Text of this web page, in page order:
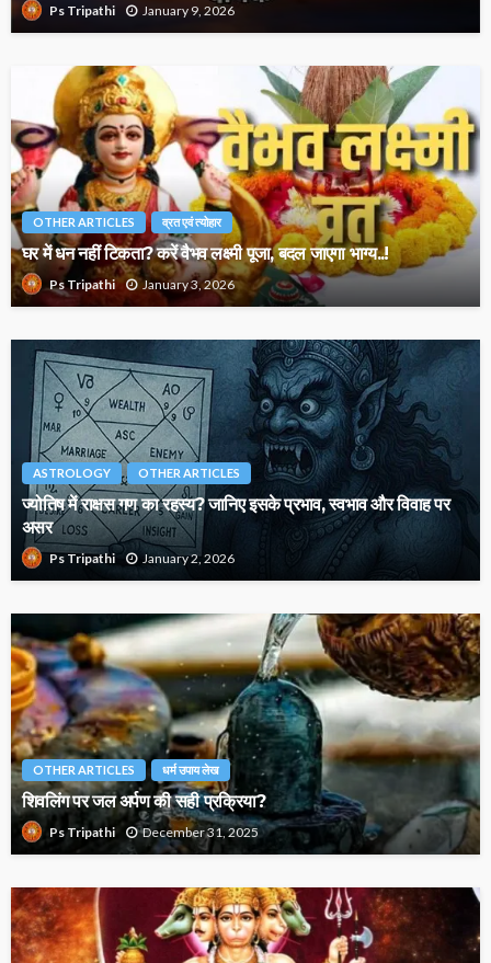
Ps Tripathi January 9, 2026
OTHER ARTICLES व्रत एवं त्योहार
घर में धन नहीं टिकता? करें वैभव लक्ष्मी पूजा, बदल जाएगा भाग्य..!
Ps Tripathi January 3, 2026
ASTROLOGY OTHER ARTICLES
ज्योतिष में राक्षस गण का रहस्य? जानिए इसके प्रभाव, स्वभाव और विवाह पर
असर
Ps Tripathi January 2, 2026
OTHER ARTICLES धर्म उपाय लेख
शिवलिंग पर जल अर्पण की सही प्रक्रिया?
Ps Tripathi December 31, 2025